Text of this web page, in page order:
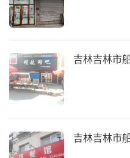
吉林吉林市
吉林吉林市